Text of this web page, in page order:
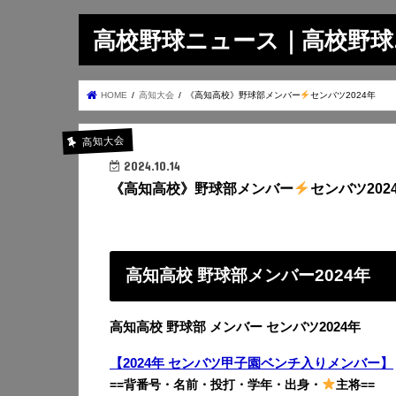
高校野球ニュース｜高校野
HOME 高知大会 《高知高校》野球部メンバー センバツ2024年
高知大会
2024.10.14
《高知高校》野球部メンバー センバツ
高知高校 野球部メンバー2024年
高知高校 野球部 メンバー センバツ2024年
【2024年 センバツ甲子園ベンチ入りメンバー】
==背番号・名前・投打・学年・出身・
主将==